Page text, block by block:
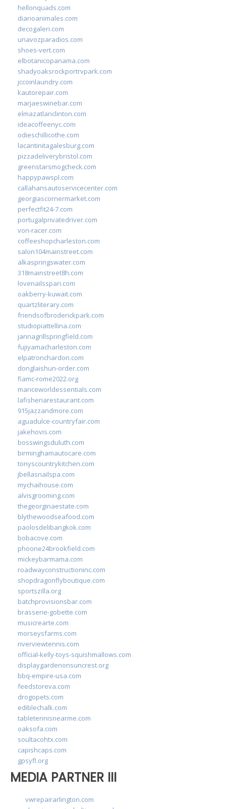
hellonquads.com
diarioanimales.com
decogaleri.com
unavozparadios.com
shoes-vert.com
elbotanicopanama.com
shadyoaksrockportrvpark.com
jccoinlaundry.com
kautorepair.com
marjaeswinebar.com
elmazatlanclinton.com
ideacoffeenyc.com
odieschillicothe.com
lacantinitagalesburg.com
pizzadeliverybristol.com
greenstarsmogcheck.com
happypawspl.com
callahansautoservicecenter.com
georgiascornermarket.com
perfectfit24-7.com
portugalprivatedriver.com
von-racer.com
coffeeshopcharleston.com
salon104mainstreet.com
alkaspringswater.com
318mainstreet8h.com
lovenailsspari.com
oakberry-kuwait.com
quartzliterary.com
friendsofbroderickpark.com
studiopiattellina.com
jannagrillspringfield.com
fujiyamacharleston.com
elpatronchardon.com
donglaishun-order.com
fiamc-rome2022.org
mariceworldessentials.com
lafisheriarestaurant.com
915jazzandmore.com
aguadulce-countryfair.com
jakehovis.com
bosswingsduluth.com
birminghamautocare.com
tonyscountrykitchen.com
jbellasnailspa.com
mychaihouse.com
alvisgrooming.com
thegeorginaestate.com
blythewoodseafood.com
paolosdelibangkok.com
bobacove.com
phoone24brookfield.com
mickeybarmama.com
roadwayconstructioninc.com
shopdragonflyboutique.com
sportszilla.org
batchprovisionsbar.com
brasserie-gobette.com
musicrearte.com
morseysfarms.com
riverviewtennis.com
official-kelly-toys-squishmallows.com
displaygardenonsuncrest.org
bbq-empire-usa.com
feedstoreva.com
drogopets.com
ediblechalk.com
tabletennisnearme.com
oaksofa.com
soultacohtx.com
capishcaps.com
gpsyfl.org
MEDIA PARTNER III
vwrepairarlington.com